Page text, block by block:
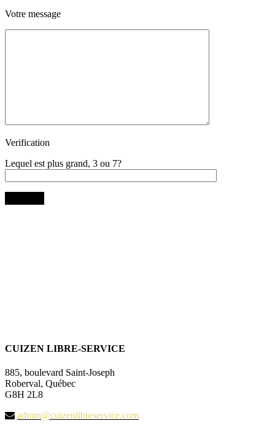
Votre message
Verification
Lequel est plus grand, 3 ou 7?
CUIZEN LIBRE-SERVICE
885, boulevard Saint-Joseph
Roberval, Québec
G8H 2L8
admin@cuizenlibreservice.com